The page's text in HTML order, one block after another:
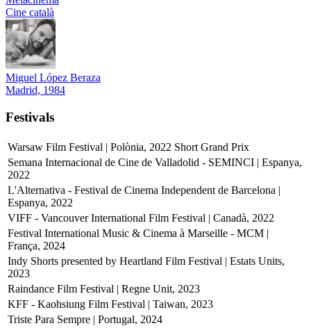
Cine català
Miguel López Beraza
Madrid, 1984
Festivals
Warsaw Film Festival | Polònia, 2022 Short Grand Prix
Semana Internacional de Cine de Valladolid - SEMINCI | Espanya,
2022
L'Alternativa - Festival de Cinema Independent de Barcelona |
Espanya, 2022
VIFF - Vancouver International Film Festival | Canadà, 2022
Festival International Music & Cinema à Marseille - MCM |
França, 2024
Indy Shorts presented by Heartland Film Festival | Estats Units,
2023
Raindance Film Festival | Regne Unit, 2023
KFF - Kaohsiung Film Festival | Taiwan, 2023
Triste Para Sempre | Portugal, 2024